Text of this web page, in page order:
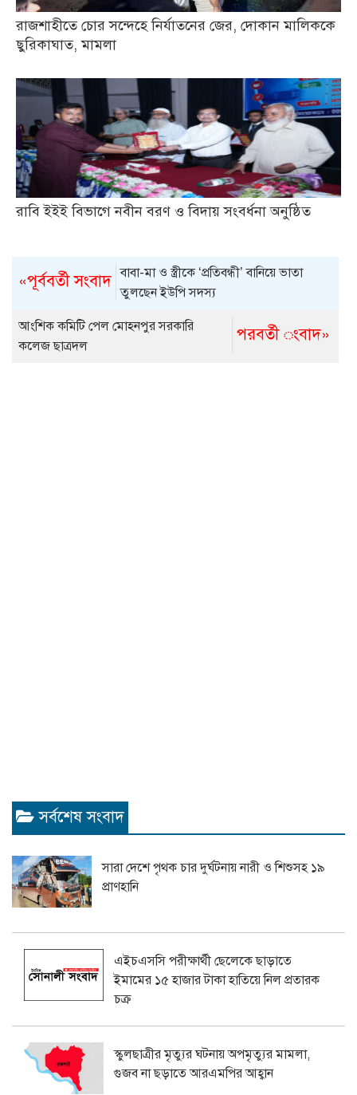
রাজশাহীতে চোর সন্দেহে নির্যাতনের জের, দোকান মালিককে
ছুরিকাঘাত, মামলা
রাবি ইইই বিভাগে নবীন বরণ ও বিদায় সংবর্ধনা অনুষ্ঠিত
«পূর্ববর্তী সংবাদ বাবা-মা ও স্ত্রীকে ‘প্রতিবন্ধী’ বানিয়ে ভাতা
তুলছেন ইউপি সদস্য
পরবর্তী ংবাদ»
আংশিক কমিটি পেল মোহনপুর সরকারি
কলেজ ছাত্রদল
সর্বশেষ সংবাদ
সারা দেশে পৃথক চার দুর্ঘটনায় নারী ও শিশুসহ ১৯
প্রাণহানি
এইচএসসি পরীক্ষার্থী ছেলেকে ছাড়াতে
ইমামের ১৫ হাজার টাকা হাতিয়ে নিল প্রতারক
চক্র
স্কুলছাত্রীর মৃত্যুর ঘটনায় অপমৃত্যুর মামলা,
গুজব না ছড়াতে আরএমপির আহ্বান